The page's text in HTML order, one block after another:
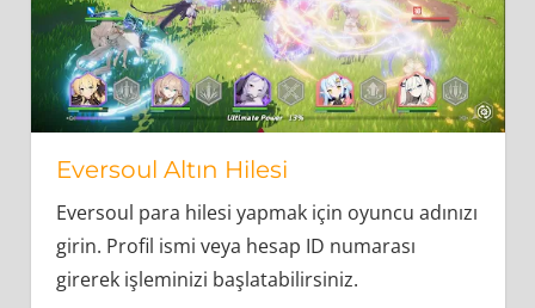
Eversoul Altın Hilesi
Eversoul para hilesi yapmak için oyuncu adınızı
girin. Profil ismi veya hesap ID numarası
girerek işleminizi başlatabilirsiniz.